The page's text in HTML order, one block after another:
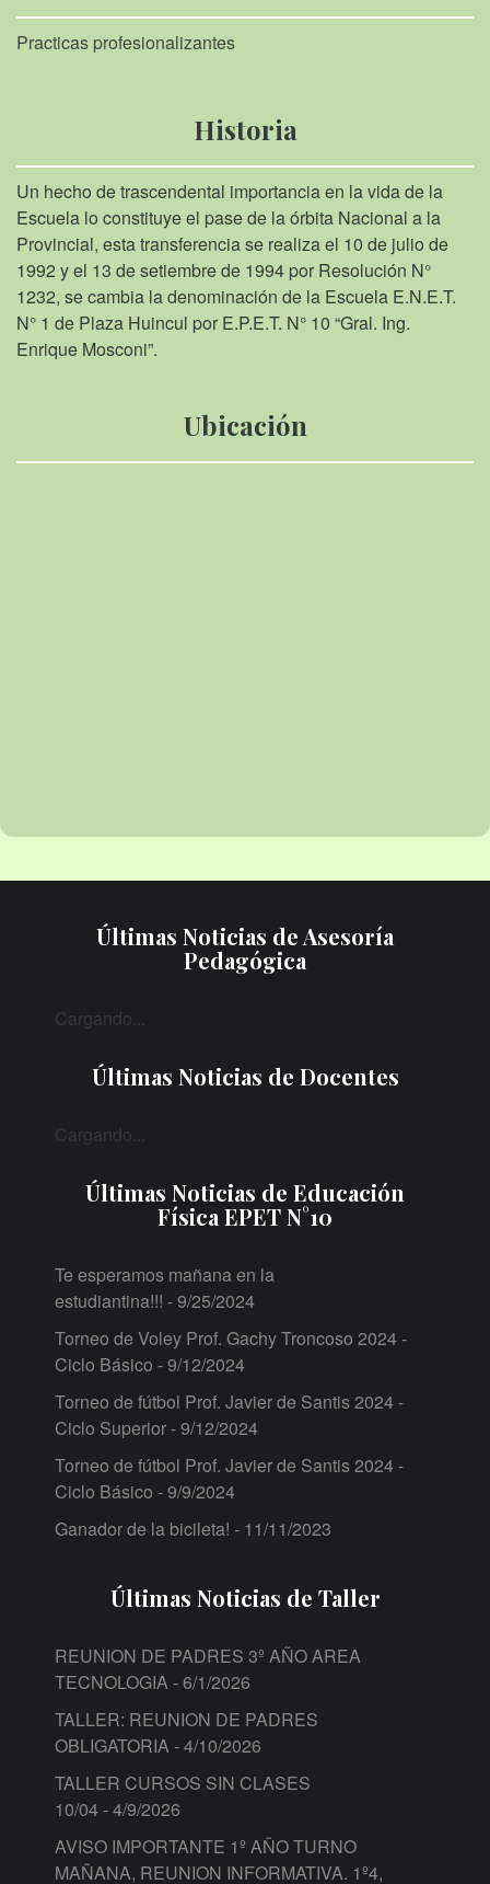
Practicas profesionalizantes
Historia
Un hecho de trascendental importancia en la vida de la
Escuela lo constituye el pase de la órbita Nacional a la
Provincial, esta transferencia se realiza el 10 de julio de
1992 y el 13 de setiembre de 1994 por Resolución N°
1232, se cambia la denominación de la Escuela E.N.E.T.
N° 1 de Plaza Huincul por E.P.E.T. N° 10 “Gral. Ing.
Enrique Mosconi”.
Ubicación
Últimas Noticias de Asesoría
Pedagógica
Cargando...
Últimas Noticias de Docentes
Cargando...
Últimas Noticias de Educación
Física EPET N°10
Te esperamos mañana en la
estudiantina!!! - 9/25/2024
Torneo de Voley Prof. Gachy Troncoso 2024 -
Ciclo Básico - 9/12/2024
Torneo de fútbol Prof. Javier de Santis 2024 -
Ciclo Superior- 9/12/2024
Torneo de fútbol Prof. Javier de Santis 2024 -
Ciclo Básico - 9/9/2024
Ganador de la bicileta! - 11/11/2023
Últimas Noticias de Taller
REUNION DE PADRES 3º AÑO AREA
TECNOLOGIA- 6/1/2026
TALLER: REUNION DE PADRES
OBLIGATORIA- 4/10/2026
TALLER CURSOS SIN CLASES
10/04- 4/9/2026
AVISO IMPORTANTE 1º AÑO TURNO
MAÑANA, REUNION INFORMATIVA. 1º4,